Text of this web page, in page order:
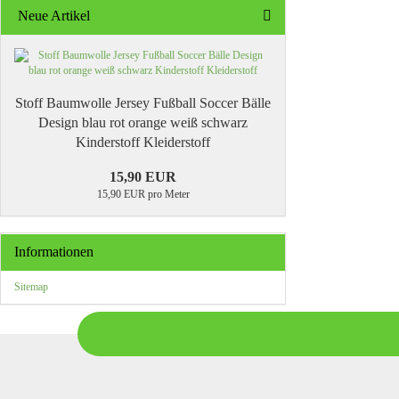
Neue Artikel
Stoff Baumwolle Jersey Fußball Soccer Bälle
Design blau rot orange weiß schwarz
Kinderstoff Kleiderstoff
15,90 EUR
15,90 EUR pro Meter
Informationen
Sitemap